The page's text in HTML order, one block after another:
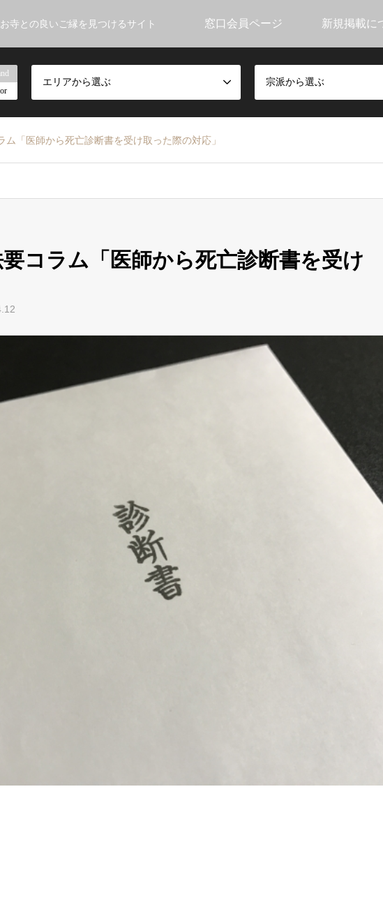
お寺との良いご縁を見つけるサイト 窓口会員ページ 新規掲載に
or
エリアから選ぶ 宗派から選ぶ
ム「医師から死亡診断書を受け取った際の対応」
コラム「医師から死亡診断書を受け